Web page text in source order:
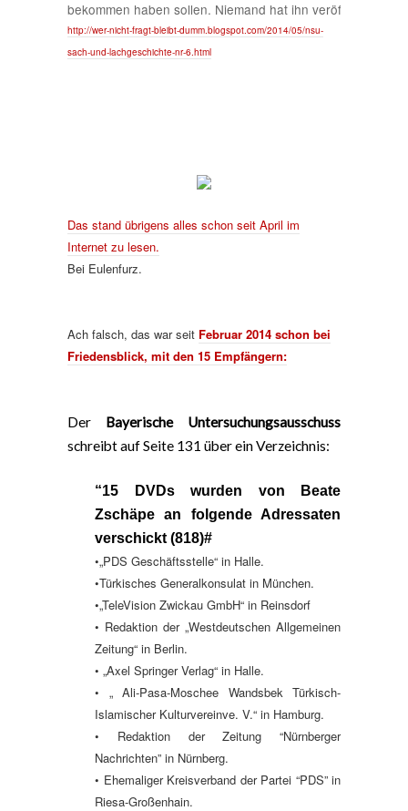
bekommen haben sollen. Niemand hat ihn veröffentlicht…
http://wer-nicht-fragt-bleibt-dumm.blogspot.com/2014/05/nsu-
sach-und-lachgeschichte-nr-6.html
Das stand übrigens alles schon seit April im
Internet zu lesen.
Bei Eulenfurz.
Ach falsch, das war seit Februar 2014 schon bei
Friedensblick, mit den 15 Empfängern:
Der Bayerische Untersuchungsausschuss
schreibt auf Seite 131 über ein Verzeichnis:
“15 DVDs wurden von Beate
Zschäpe an folgende Adressaten
verschickt (818)#
•„PDS Geschäftsstelle“ in Halle.
•Türkisches Generalkonsulat in München.
•„TeleVision Zwickau GmbH“ in Reinsdorf
• Redaktion der „Westdeutschen Allgemeinen
Zeitung“ in Berlin.
• „Axel Springer Verlag“ in Halle.
• „ Ali-Pasa-Moschee Wandsbek Türkisch-
Islamischer Kulturvereinve. V.“ in Hamburg.
• Redaktion der Zeitung “Nürnberger
Nachrichten” in Nürnberg.
• Ehemaliger Kreisverband der Partei “PDS” in
Riesa-Großenhain.